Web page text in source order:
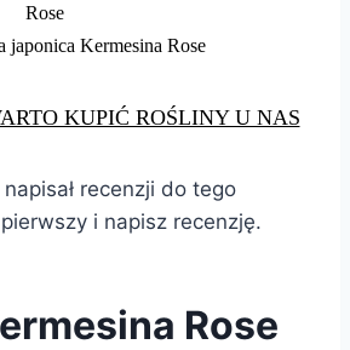
Rose
japonica Kermesina Rose
KUPIĆ ROŚLINY U NAS
recenzji do tego
i napisz recenzję.
Rose